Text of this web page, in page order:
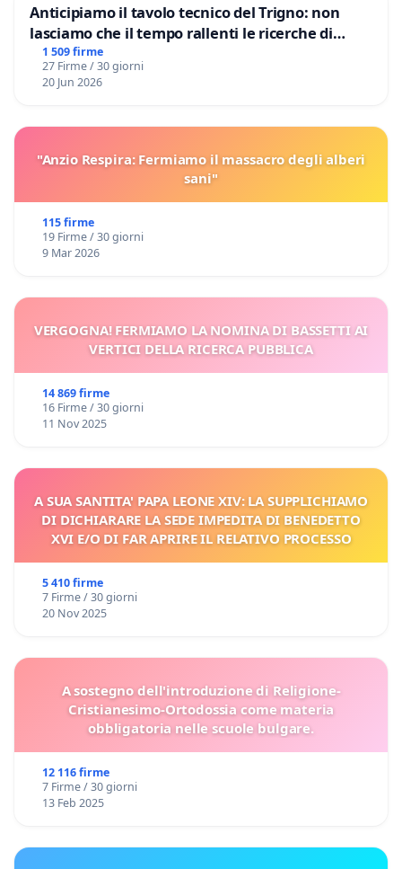
Anticipiamo il tavolo tecnico del Trigno: non
lasciamo che il tempo rallenti le ricerche di
Domenico Racanati
1 509 firme
27 Firme / 30 giorni
20 Jun 2026
"Anzio Respira: Fermiamo il massacro degli alberi
sani"
115 firme
19 Firme / 30 giorni
9 Mar 2026
VERGOGNA! FERMIAMO LA NOMINA DI BASSETTI AI
VERTICI DELLA RICERCA PUBBLICA
14 869 firme
16 Firme / 30 giorni
11 Nov 2025
A SUA SANTITA' PAPA LEONE XIV: LA SUPPLICHIAMO
DI DICHIARARE LA SEDE IMPEDITA DI BENEDETTO
XVI E/O DI FAR APRIRE IL RELATIVO PROCESSO
5 410 firme
7 Firme / 30 giorni
20 Nov 2025
A sostegno dell'introduzione di Religione-
Cristianesimo-Ortodossia come materia
obbligatoria nelle scuole bulgare.
12 116 firme
7 Firme / 30 giorni
13 Feb 2025